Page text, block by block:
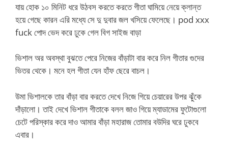
যায় হোক ১০ মিনিট ধরে উঠবস করতে করতে গীতা ঘামিয়ে নেয়ে ক্লান্ত
হয়ে গেছে কারন এরি মধ্যে সে দু দুবার জল খসিয়ে ফেলেছে। pod xxx
fuck পোদ ভেদ করে ঢুকে গেল বিগ সাইজ বাড়া
ভিশাল অর অবস্থা বুঝতে পেরে নিজের বাঁড়াটা বার করে নিল গীতার গুদের
ভিতর থেকে। মনে হল গীতা যেন হাঁফ ছেরে বাচল।
উমা ভিশালকে তার বাঁড়া বার করতে দেখে নিজে গিয়ে চেয়ারের উপর ঝুঁকে
দাঁড়ালো। তাই দেখে ভিশাল গীতাকে বলল জাও গিয়ে ম্যাডামের ফুটোগুলো
চেটে পরিস্কার করে দাও আমার বাঁড়া মহারাজ তোমার বউদির ঘরে ঢুকবে
এবার।